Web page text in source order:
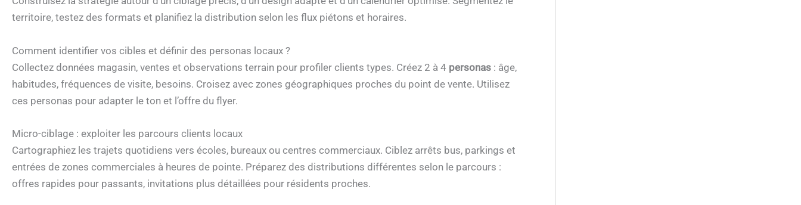
territoire, testez des formats et planifiez la distribution selon les flux piétons et horaires.
Comment identifier vos cibles et définir des personas locaux ?
Collectez données magasin, ventes et observations terrain pour profiler clients types. Créez 2 à 4 personas : âge,
habitudes, fréquences de visite, besoins. Croisez avec zones géographiques proches du point de vente. Utilisez
ces personas pour adapter le ton et l’offre du flyer.
Micro-ciblage : exploiter les parcours clients locaux
Cartographiez les trajets quotidiens vers écoles, bureaux ou centres commerciaux. Ciblez arrêts bus, parkings et
entrées de zones commerciales à heures de pointe. Préparez des distributions différentes selon le parcours :
offres rapides pour passants, invitations plus détaillées pour résidents proches.